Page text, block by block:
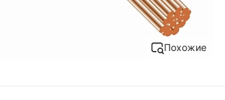
Похожие